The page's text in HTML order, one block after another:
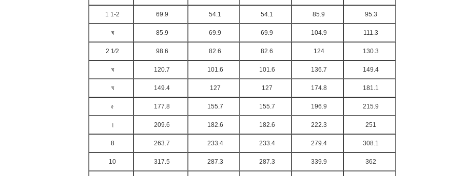
1 1-2 69.9 54.1 54.1 85.9 95.3
ঘ 85.9 69.9 69.9 104.9 111.3
2 1⁄2 98.6 82.6 82.6 124 130.3
ঘ 120.7 101.6 101.6 136.7 149.4
ঘ 149.4 127 127 174.8 181.1
৫ 177.8 155.7 155.7 196.9 215.9
। 209.6 182.6 182.6 222.3 251
8 263.7 233.4 233.4 279.4 308.1
10 317.5 287.3 287.3 339.9 362